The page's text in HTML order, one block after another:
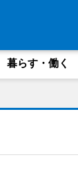
暮らす・働く